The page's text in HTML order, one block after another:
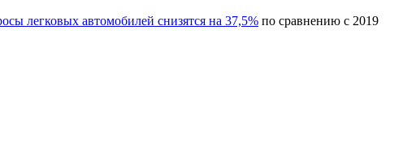
легковых автомобилей снизятся на 37,5% по сравнению с 2019